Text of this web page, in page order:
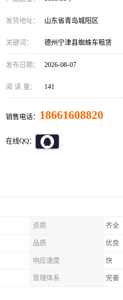
发货地址： 山东省青岛城阳区
关键词： 德州宁津县蜘蛛车租赁
发布日期： 2026-08-07
阅 读 量： 141
销售电话： 18661608820
在线QQ：
资质 齐全
品质 优良
响应速度 快
管理体系 完善